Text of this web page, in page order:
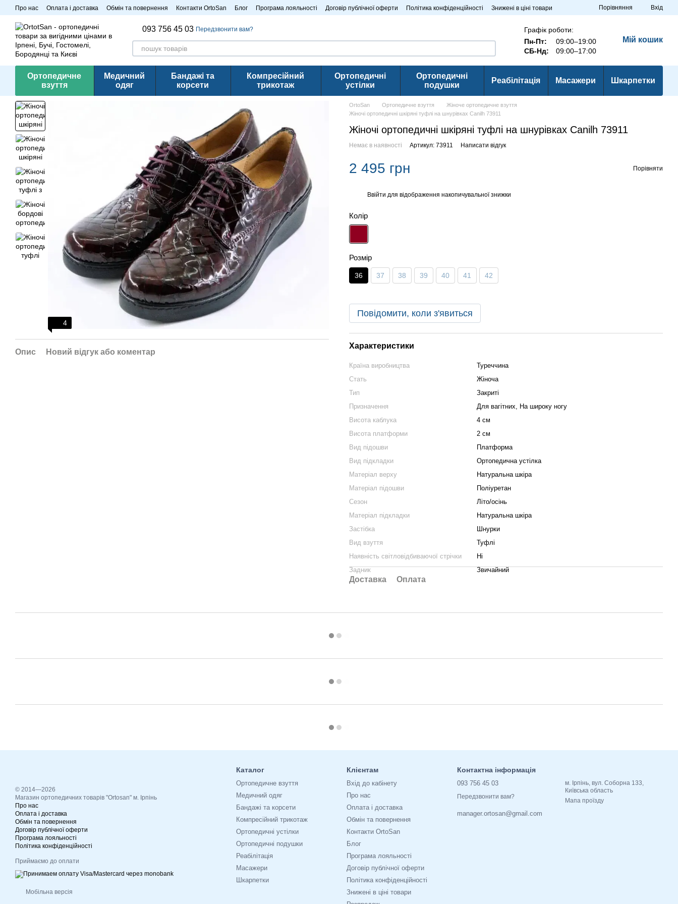
Перейти до основного контенту
Про нас Оплата і доставка Обмін та повернення Контакти OrtoSan Блог Програма лояльності Договір публічної оферти Політика конфіденційності
Знижені в ціні товари
Порівняння Вхід
093 756 45 03 Передзвонити вам?
Графік роботи:
Пн-Пт:
09:00–19:00
СБ-Нд:
09:00–17:00
Мій кошик
Ортопедичне
взуття
Медичний
одяг
Бандажі та
корсети
Компресійний
трикотаж
Ортопедичні
устілки
Ортопедичні
подушки
Реабілітація Масажери Шкарпетки
4
Опис Новий відгук або коментар
OrtoSan Ортопедичне взуття
Жіноче ортопедичне взуття
Жіночі ортопедичні шкіряні туфлі на шнурівках Canilh 73911
Жіночі ортопедичні шкіряні туфлі на шнурівках Canilh 73911
Немає в наявності Артикул: 73911 Написати відгук
2 495 грн Порівняти
Ввійти для відображення накопичувальної знижки
Колір
Розмір
36 37 38 39 40 41 42
Повідомити, коли з'явиться
Характеристики
Країна виробництва
Туреччина
Стать
Жіноча
Тип
Закриті
Призначення
Для вагітних, На широку ногу
Висота каблука
4 см
Висота платформи
2 см
Вид підошви
Платформа
Вид підкладки
Ортопедична устілка
Матеріал верху
Натуральна шкіра
Матеріал підошви
Поліуретан
Сезон
Літо/осінь
Матеріал підкладки
Натуральна шкіра
Застібка
Шнурки
Вид взуття
Туфлі
Наявність світловідбиваючої стрічки
Ні
Задник
Звичайний
Доставка Оплата
© 2014—2026
Магазин ортопедичних товарів "Ortosan" м. Ірпінь
Про нас
Оплата і доставка
Обмін та повернення
Договір публічної оферти
Програма лояльності
Політика конфіденційності
Приймаємо до оплати
Мобільна версія
Каталог
Ортопедичне взуття
Медичний одяг
Бандажі та корсети
Компресійний трикотаж
Ортопедичні устілки
Ортопедичні подушки
Реабілітація
Масажери
Шкарпетки
Клієнтам
Вхід до кабінету
Про нас
Оплата і доставка
Обмін та повернення
Контакти OrtoSan
Блог
Програма лояльності
Договір публічної оферти
Політика конфіденційності
Знижені в ціні товари
Контактна інформація
093 756 45 03
Передзвонити вам?
manager.ortosan@gmail.com
м. Ірпінь, вул. Соборна 133,
Київська область
Мапа проїзду